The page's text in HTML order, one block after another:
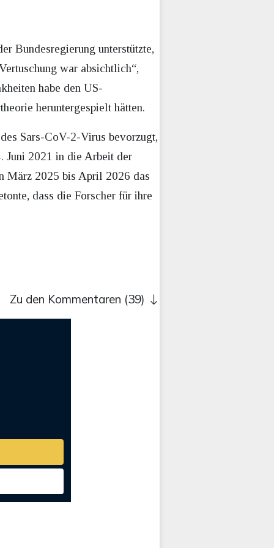
Bundesregierung unterstützte,
war absichtlich“,
habe den US-
heruntergespielt hätten.
Sars-CoV-2-Virus bevorzugt,
Juni 2021 in die Arbeit der
März 2025 bis April 2026 das
dass die Forscher für ihre
Zu den Kommentaren (39)